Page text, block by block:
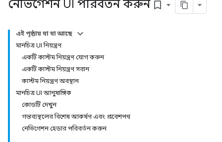
নেভিগেশন UI পরিবর্তন করুন bookmark_border
এই পৃষ্ঠায় যা যা আছে
মানচিত্র UI নিয়ন্ত্রণ
একটি কাস্টম নিয়ন্ত্রণ যোগ করুন
একটি কাস্টম নিয়ন্ত্রণ সরান
কাস্টম নিয়ন্ত্রণ অবস্থান
মানচিত্র UI আনুষাঙ্গিক
কোডটি দেখুন
গন্তব্যস্থলের বিশেষ আকর্ষণ এবং প্রবেশপথ
নেভিগেশন হেডার পরিবর্তন করুন